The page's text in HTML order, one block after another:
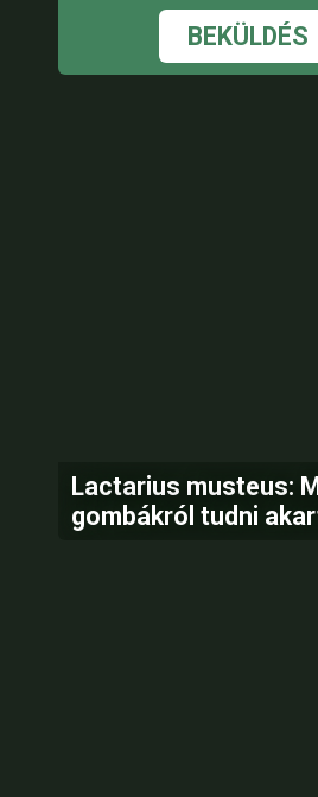
BEKÜLDÉS
Lactarius musteus:
gombákról tudni